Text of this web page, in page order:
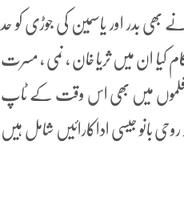
بھی بدر اور یاسمین کی جوڑی کو حد
کیا ان میں ثریا خان ، نمی ، مسرت
فلموں میں بھی اس وقت کے ٹاپ
بانو جیسی اداکارائیں شامل ہیں